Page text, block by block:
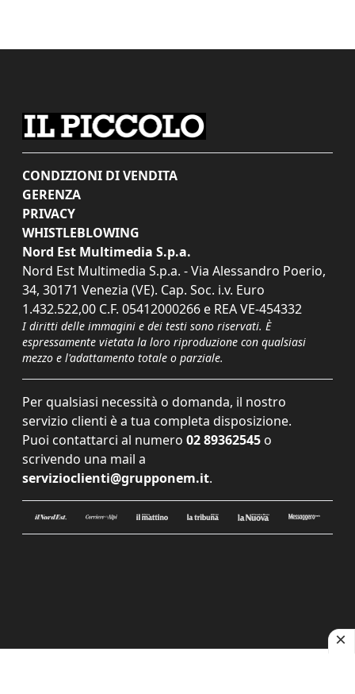
CONDIZIONI DI VENDITA
GERENZA
PRIVACY
WHISTLEBLOWING
Nord Est Multimedia S.p.a.
Nord Est Multimedia S.p.a. - Via Alessandro Poerio,
34, 30171 Venezia (VE). Cap. Soc. i.v. Euro
1.432.522,00 C.F. 05412000266 e REA VE-454332
I diritti delle immagini e dei testi sono riservati. È
espressamente vietata la loro riproduzione con qualsiasi
mezzo e l'adattamento totale o parziale.
Per qualsiasi necessità o domanda, il nostro
servizio clienti è a tua completa disposizione.
Puoi contattarci al numero 02 89362545 o
scrivendo una mail a
servizioclienti@grupponem.it.